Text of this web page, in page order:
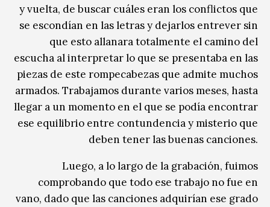
y vuelta, de buscar cuáles eran los conflictos que
se escondían en las letras y dejarlos entrever sin
que esto allanara totalmente el camino del
escucha al interpretar lo que se presentaba en las
piezas de este rompecabezas que admite muchos
armados. Trabajamos durante varios meses, hasta
llegar a un momento en el que se podía encontrar
ese equilibrio entre contundencia y misterio que
deben tener las buenas canciones.
Luego, a lo largo de la grabación, fuimos
comprobando que todo ese trabajo no fue en
vano, dado que las canciones adquirían ese grado